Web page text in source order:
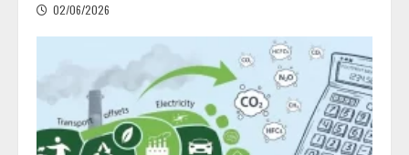
02/06/2026
Minh bạch MRV: Nền tảng cho thị
trường tín chỉ carbon
15/05/2026